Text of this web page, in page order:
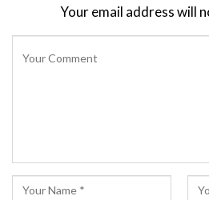
Your email address will